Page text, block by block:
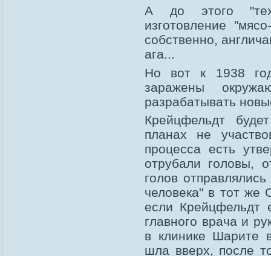
А до этого
изготовление
собственно,
ага...
Но вот к 1938
заражены
разрабатывать
Крейцфельдт
планах не
процесса есть
отрубали головы,
голов
человека" в тот же
если
главного врача и
в клинике Шарите
шла вверх, после